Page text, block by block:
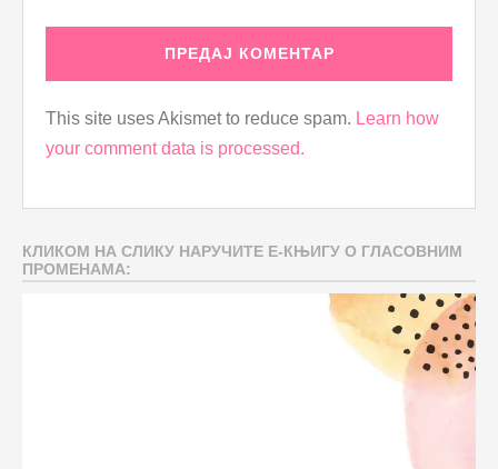
This site uses Akismet to reduce spam. Learn how
your comment data is processed.
КЛИКОМ НА СЛИКУ НАРУЧИТЕ Е-КЊИГУ О ГЛАСОВНИМ
ПРОМЕНАМА: